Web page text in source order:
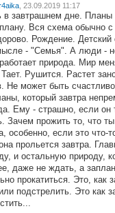
, 23.09.2019 11:17
в завтрашнем дне.
Вся схема обычно
Рождение.
- "Семья". А люди -
работает природа. Мир
Тает. Рушится. Растет
Не может быть
который завтра
Ему - страшно, если он
Зачем прожить то, что
особенно, если это
прольется завтра.
и остальную природу,
даже не ждать, а
прокатиться. Это, как
подстрелить. Это как